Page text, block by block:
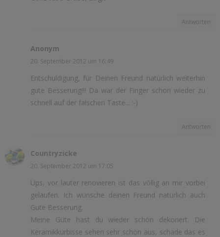
Antworten
Anonym
20. September 2012 um 16:49
Entschuldigung, für Deinen Freund natürlich weiterhin
gute Besserung!!! Da war der Finger schon wieder zu
schnell auf der falschen Taste... :-)
Antworten
Countryzicke
20. September 2012 um 17:05
Ups, vor lauter renovieren ist das völlig an mir vorbei
gelaufen. Ich wünsche deinen Freund natürlich auch
Gute Besserung.
Meine Güte hast du wieder schön dekoriert. Die
Keramikkürbisse sehen sehr schön aus, schade das es